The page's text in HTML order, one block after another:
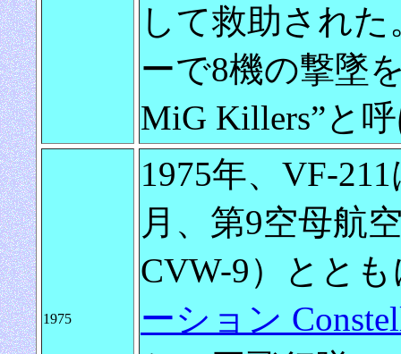
して救助され
ーで8機の撃墜
MiG Killers”と
1975
1975年、VF-
月、第9空母航
CVW-9）ととも
ーション